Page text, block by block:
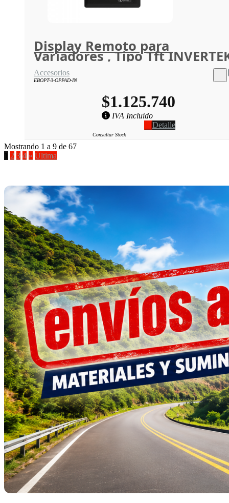
Display Remoto para
Variadores , Tipo Tft
Accesorios
EBOPT-3-OPPAD-IN
$1.125.740
IVA Incluido
Detalle
Consultar Stock
Mostrando 1 a 9 de 67
2 3 4 » Última